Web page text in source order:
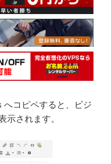
へコピペすると、ビジ
示されます。